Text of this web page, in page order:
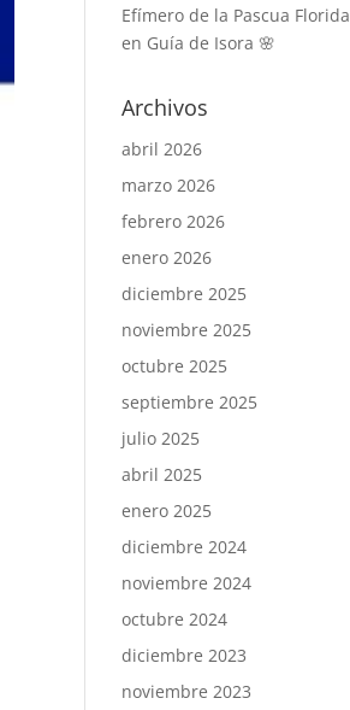
Efímero de la Pascua Florida
en Guía de Isora 🌸
Archivos
abril 2026
marzo 2026
febrero 2026
enero 2026
diciembre 2025
noviembre 2025
octubre 2025
septiembre 2025
julio 2025
abril 2025
enero 2025
diciembre 2024
noviembre 2024
octubre 2024
diciembre 2023
noviembre 2023